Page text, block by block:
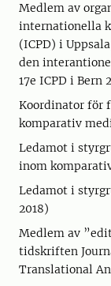
Medlem av
internationella
(ICPD) i
den
17e ICPD i Bern
Koordinator för
komparativ
Ledamot i
inom
Ledamot i
2018)
Medlem av
tidskriften
Translational